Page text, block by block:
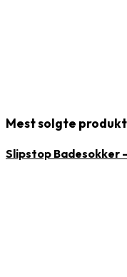
Mest solgte
Slipstop Badesokker